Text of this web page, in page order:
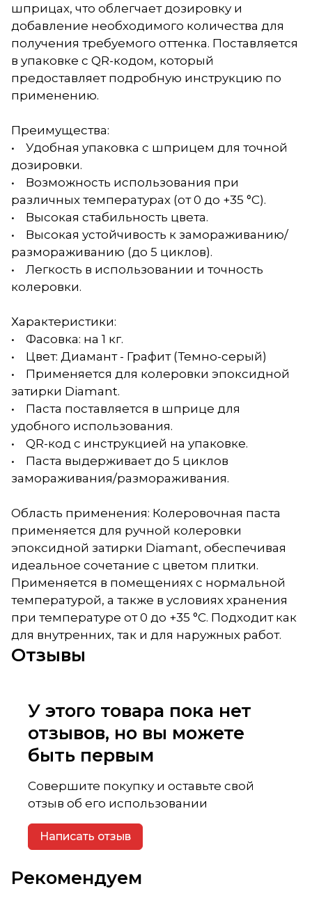
шприцах, что облегчает дозировку и
добавление необходимого количества для
получения требуемого оттенка. Поставляется
в упаковке с QR-кодом, который
предоставляет подробную инструкцию по
применению.
Преимущества:
• Удобная упаковка с шприцем для точной
дозировки.
• Возможность использования при
различных температурах (от 0 до +35 °С).
• Высокая стабильность цвета.
• Высокая устойчивость к замораживанию/
размораживанию (до 5 циклов).
• Легкость в использовании и точность
колеровки.
Характеристики:
• Фасовка: на 1 кг.
• Цвет: Диамант - Графит (Темно-серый)
• Применяется для колеровки эпоксидной
затирки Diamant.
• Паста поставляется в шприце для
удобного использования.
• QR-код с инструкцией на упаковке.
• Паста выдерживает до 5 циклов
замораживания/размораживания.
Область применения: Колеровочная паста
применяется для ручной колеровки
эпоксидной затирки Diamant, обеспечивая
идеальное сочетание с цветом плитки.
Применяется в помещениях с нормальной
температурой, а также в условиях хранения
при температуре от 0 до +35 °С. Подходит как
для внутренних, так и для наружных работ.
Отзывы
У этого товара пока нет
отзывов, но вы можете
быть первым
Совершите покупку и оставьте свой
отзыв об его использовании
Написать отзыв
Рекомендуем